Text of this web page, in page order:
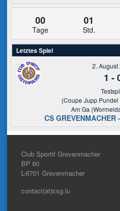
00
Tage
01
Std.
Letztes Spiel
2. August
1 -
(Coupe Jupp
Am Ga
CS
Club Sportif Grevenmacher
BP 60
L-6701 Grevenmacher
contact(at)csg.lu